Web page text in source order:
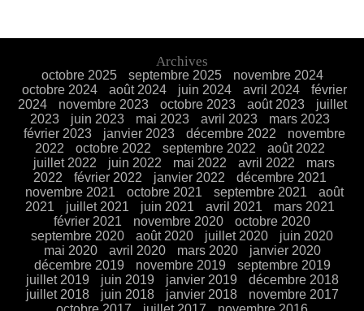
Archives
octobre 2025 septembre 2025
novembre 2024
octobre 2024
août 2024 juin 2024 avril 2024
février
2024
novembre 2023 octobre 2023 août 2023
juillet
2023
juin 2023 mai 2023 avril 2023
mars 2023
février 2023
janvier 2023 décembre 2022
novembre
2022
octobre 2022 septembre 2022
août 2022
juillet 2022
juin 2022 mai 2022 avril 2022
mars
2022
février 2022 janvier 2022
décembre 2021
novembre 2021
octobre 2021 septembre 2021
août
2021
juillet 2021 juin 2021 avril 2021
mars 2021
février 2021
novembre 2020
octobre 2020
septembre 2020
août 2020 juillet 2020
juin 2020
mai 2020
avril 2020 mars 2020
janvier 2020
décembre 2019
novembre 2019
septembre 2019
juillet 2019
juin 2019 janvier 2019
décembre 2018
juillet 2018
juin 2018 janvier 2018
novembre 2017